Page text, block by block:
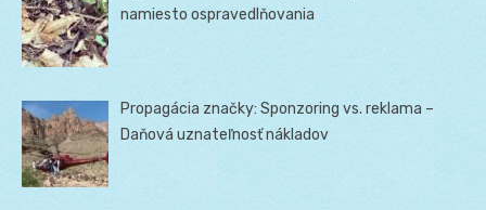
namiesto ospravedlňovania
Propagácia značky: Sponzoring vs. reklama –
Daňová uznateľnosť nákladov